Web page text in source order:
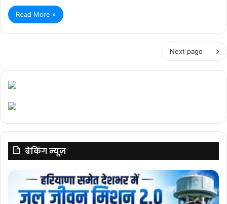
Read More »
Next page
ब्रेकिंग न्यूज़